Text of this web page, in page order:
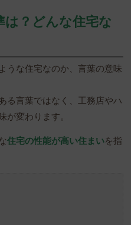
は？どんな住宅な
うな住宅なのか、言葉の意味
る言葉ではなく、工務店やハ
が変わります。
住宅の性能が高い住まいを指